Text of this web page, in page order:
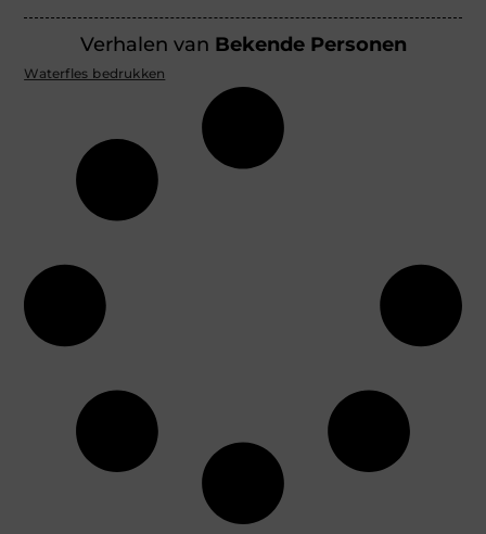
Verhalen van Bekende Personen
Waterfles bedrukken